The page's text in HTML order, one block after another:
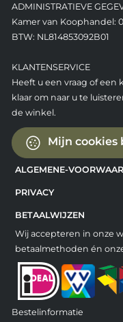
ADMINISTRATIEVE
Kamer van Koophandel:
BTW: NL814853092B01
KLANTENSERVICE
Heeft u een vraag of een
klaar om naar u te
de winkel.
Mijn cookies
ALGEMENE-
PRIVACY
BETAALWIJZEN
Wij accepteren in onze
betaalmethoden én
Bestelinformatie